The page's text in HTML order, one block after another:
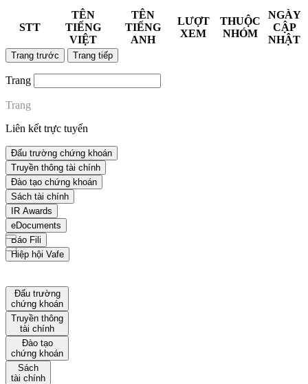
STT
TÊN
TIẾNG
VIỆT
TÊN
TIẾNG
ANH
LƯỢT
XEM
THUỘC
NHÓM
NGÀY
CẬP
NHẬT
Trang trước Trang tiếp
Trang
Trang
Liên kết trực tuyến
Đấu trường chứng khoán
Truyền thông tài chính
Đào tạo chứng khoán
Sách tài chính
IR Awards
eDocuments
Báo Fili
Hiệp hội Vafe
Đấu trường
chứng khoán
Truyền thông
tài chính
Đào tạo
chứng khoán
Sách
tài chính